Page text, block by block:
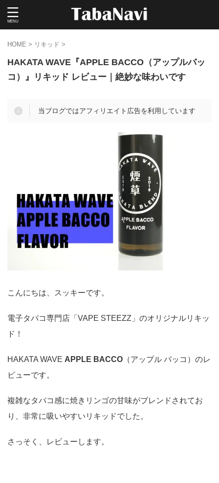
HOME > リキッド >
HAKATA WAVE『APPLE BACCO（アップルバッ
コ）』リキッド レビュー｜絶妙な味わいです
当ブログではアフィリエイト広告を利用しています
こんにちは、スッキーです。
電子タバコ専門店「VAPE STEEZZ」のオリジナルリキッ
ド！
HAKATA WAVE APPLE BACCO （アップル バッコ）のレ
ビューです。
複雑なタバコ感に焼きリンゴの甘味がブレンドされてお
り、非常に吸いやすいリキッドでした。
さっそく、レビューします。